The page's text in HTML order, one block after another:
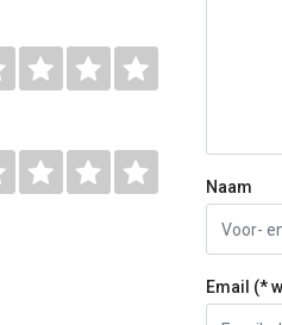
Naam
Email (*